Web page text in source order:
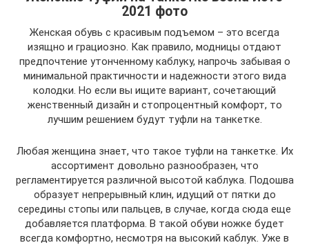
2021 фото
Женская обувь с красивым подъемом – это всегда
изящно и грациозно. Как правило, модницы отдают
предпочтение утонченному каблуку, напрочь забывая о
минимальной практичности и надежности этого вида
колодки. Но если вы ищите вариант, сочетающий
женственный дизайн и стопроцентный комфорт, то
лучшим решением будут туфли на танкетке.
Любая женщина знает, что такое туфли на танкетке. Их
ассортимент довольно разнообразен, что
регламентируется различной высотой каблука. Подошва
образует непрерывный клин, идущий от пятки до
середины стопы или пальцев, в случае, когда сюда еще
добавляется платформа. В такой обуви ножке будет
всегда комфортно, несмотря на высокий каблук. Уже в